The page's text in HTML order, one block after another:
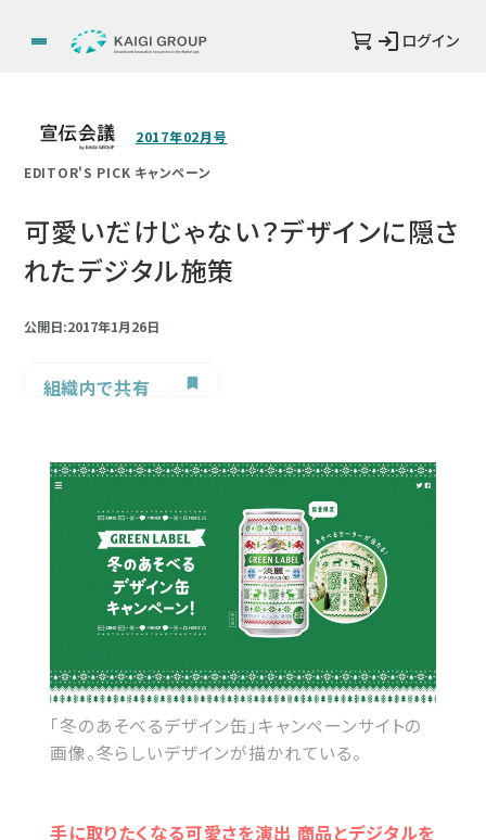
ログイン
2017年02月号
EDITOR'S PICK キャンペーン
可愛いだけじゃない？デザインに隠さ
れたデジタル施策
公開日:2017年1月26日
組織内で共有
「冬のあそべるデザイン缶」キャンペーンサイトの
画像。冬らしいデザインが描かれている。
手に取りたくなる可愛さを演出 商品とデジタルを